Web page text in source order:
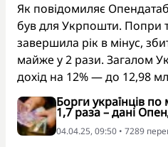
Як повідомиляє
був для Укрпошти. Попри
завершила рік в мінус,
майже у 2 рази. Загалом
дохід на 12% — до 12,98
Борги українців
1,7 раза – дані
04.04.25, 09:50 • 7289